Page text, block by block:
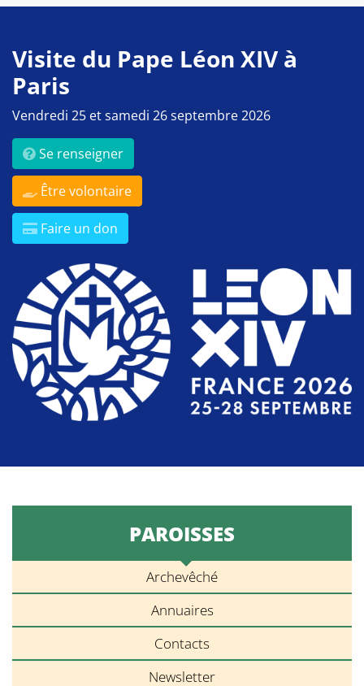
Visite du Pape Léon XIV à
Paris
Vendredi 25 et samedi 26 septembre 2026
Se renseigner
Être volontaire
Faire un don
PAROISSES
Archevêché
Annuaires
Contacts
Newsletter